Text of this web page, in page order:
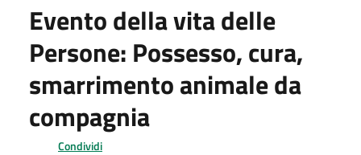
Evento della vita delle
Persone: Possesso, cura,
smarrimento animale da
compagnia
Condividi